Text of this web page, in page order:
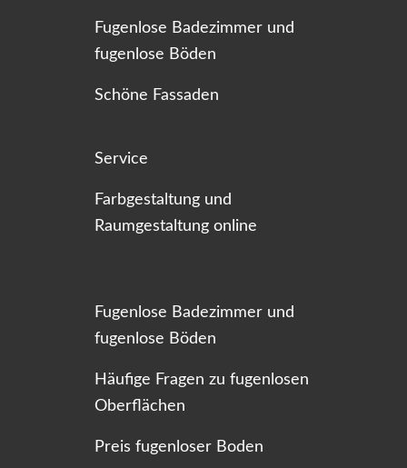
Fugenlose Badezimmer und
fugenlose Böden
Schöne Fassaden
Service
Farbgestaltung und
Raumgestaltung online
Fugenlose Badezimmer und
fugenlose Böden
Häufige Fragen zu fugenlosen
Oberflächen
Preis fugenloser Boden